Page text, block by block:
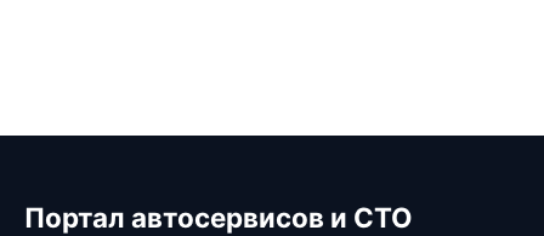
Портал автосервисов и СТО